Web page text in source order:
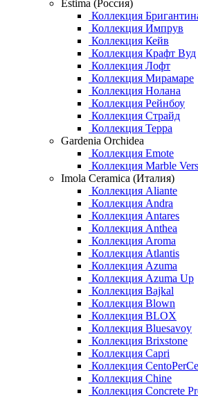
Estima (Россия)
Коллекция
Коллекция Импрув
Коллекция Кейв
Коллекция Крафт Вуд
Коллекция Лофт
Коллекция Мирамаре
Коллекция Нолана
Коллекция Рейнбоу
Коллекция Страйд
Коллекция Терра
Gardenia Orchidea
Коллекция Emote
Коллекция Marble
Imola Ceramica (Италия)
Коллекция Aliante
Коллекция Andra
Коллекция Antares
Коллекция Anthea
Коллекция Aroma
Коллекция Atlantis
Коллекция Azuma
Коллекция Azuma Up
Коллекция Bajkal
Коллекция Blown
Коллекция BLOX
Коллекция Bluesavoy
Коллекция Brixstone
Коллекция Capri
Коллекция
Коллекция Chine
Коллекция Concrete